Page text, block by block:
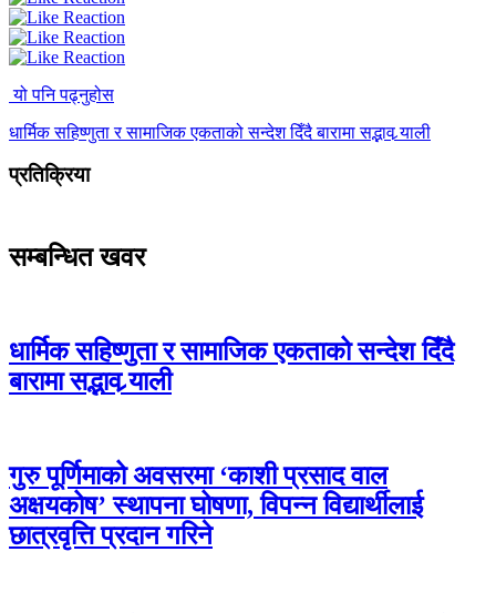
यो पनि पढ्नुहोस
धार्मिक सहिष्णुता र सामाजिक एकताको सन्देश दिँदै बारामा सद्भाव र्‍याली
प्रतिक्रिया
सम्बन्धित खवर
धार्मिक सहिष्णुता र सामाजिक एकताको सन्देश दिँदै
बारामा सद्भाव र्‍याली
गुरु पूर्णिमाको अवसरमा ‘काशी प्रसाद वाल
अक्षयकोष’ स्थापना घोषणा, विपन्न विद्यार्थीलाई
छात्रवृत्ति प्रदान गरिने